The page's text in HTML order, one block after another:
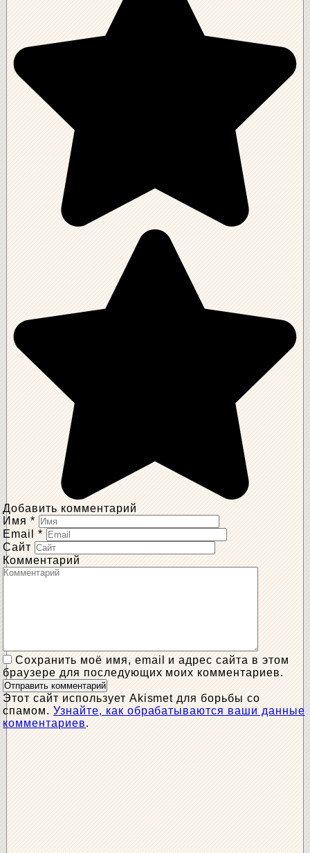
Добавить комментарий
Имя*
Email*
Сайт
Комментарий
Сохранить моё имя, email и адрес сайта в этом
браузере для последующих моих комментариев.
Этот сайт использует Akismet для борьбы со
спамом.Узнайте, как обрабатываются ваши данные
комментариев.